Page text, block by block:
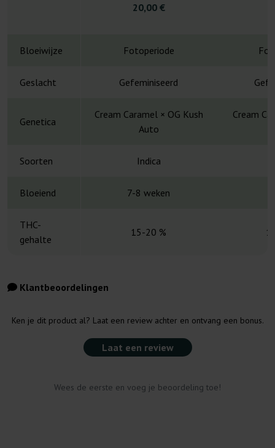
20,00 €
Bloeiwijze Fotoperiode
Geslacht Gefeminiseerd
Genetica
Cream Caramel × OG Kush
Auto
Cream
Soorten Indica
Bloeiend 7-8 weken
THC-
gehalte
15-20 %
Klantbeoordelingen
Ken je dit product al? Laat een review achter en ontvang een bonus.
Laat een review
Wees de eerste en voeg je beoordeling toe!